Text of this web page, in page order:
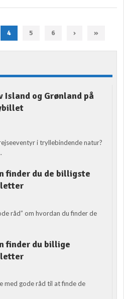
4 5 6 › »
Island og Grønland på
i tryllebindende natur?
finder du de billigste
råd” om hvordan du finder de
finder du billige
med gode råd til at finde de